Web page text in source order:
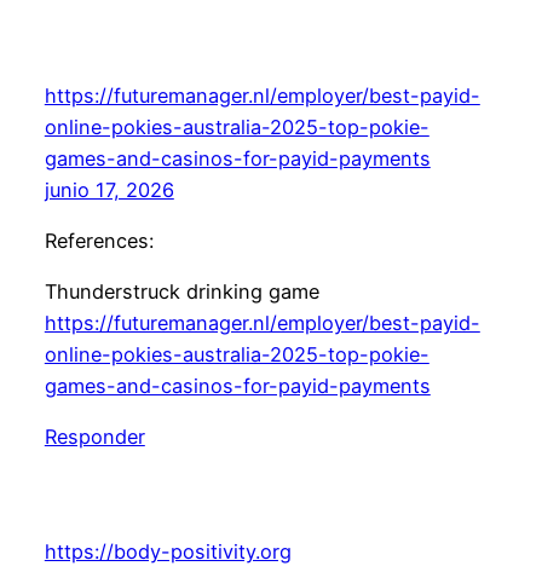
https://futuremanager.nl/employer/best-payid-
online-pokies-australia-2025-top-pokie-
games-and-casinos-for-payid-payments
junio 17, 2026
References:
Thunderstruck drinking game
https://futuremanager.nl/employer/best-payid-
online-pokies-australia-2025-top-pokie-
games-and-casinos-for-payid-payments
Responder
https://body-positivity.org